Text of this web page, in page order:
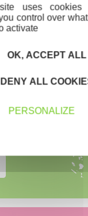
Cliquez
uses cookies
control over
activate
OK, ACCEPT ALL
DENY ALL
PERSONALIZE